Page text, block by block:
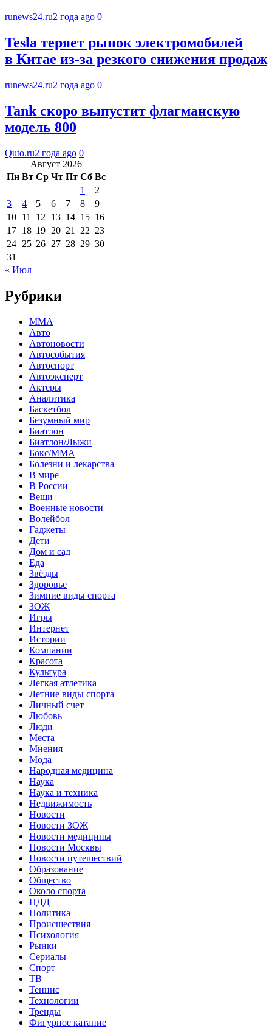
runews24.ru2 года ago 0
Tesla теряет рынок электромобилей
в Китае из-за резкого снижения продаж
runews24.ru2 года ago 0
Tank скоро выпустит флагманскую
модель 800
Quto.ru2 года ago 0
Август 2026
Пн Вт Ср Чт Пт Сб Вс
1
2
3
4 5 6 7 8
9
10 11 12 13 14 15 16
17 18 19 20 21 22 23
24 25 26 27 28 29 30
31
« Июл
Рубрики
MMA
Авто
Автоновости
Автособытия
Автоспорт
Автоэксперт
Актеры
Аналитика
Баскетбол
Безумный мир
Биатлон
Биатлон/Лыжи
Бокс/MMA
Болезни и лекарства
В мире
В России
Вещи
Военные новости
Волейбол
Гаджеты
Дети
Дом и сад
Еда
Звёзды
Здоровье
Зимние виды спорта
ЗОЖ
Игры
Интернет
Истории
Компании
Красота
Культура
Легкая атлетика
Летние виды спорта
Личный счет
Любовь
Люди
Места
Мнения
Мода
Народная медицина
Наука
Наука и техника
Недвижимость
Новости
Новости ЗОЖ
Новости медицины
Новости Москвы
Новости путешествий
Образование
Общество
Около спорта
ПДД
Политика
Происшествия
Психология
Рынки
Сериалы
Спорт
ТВ
Теннис
Технологии
Тренды
Фигурное катание